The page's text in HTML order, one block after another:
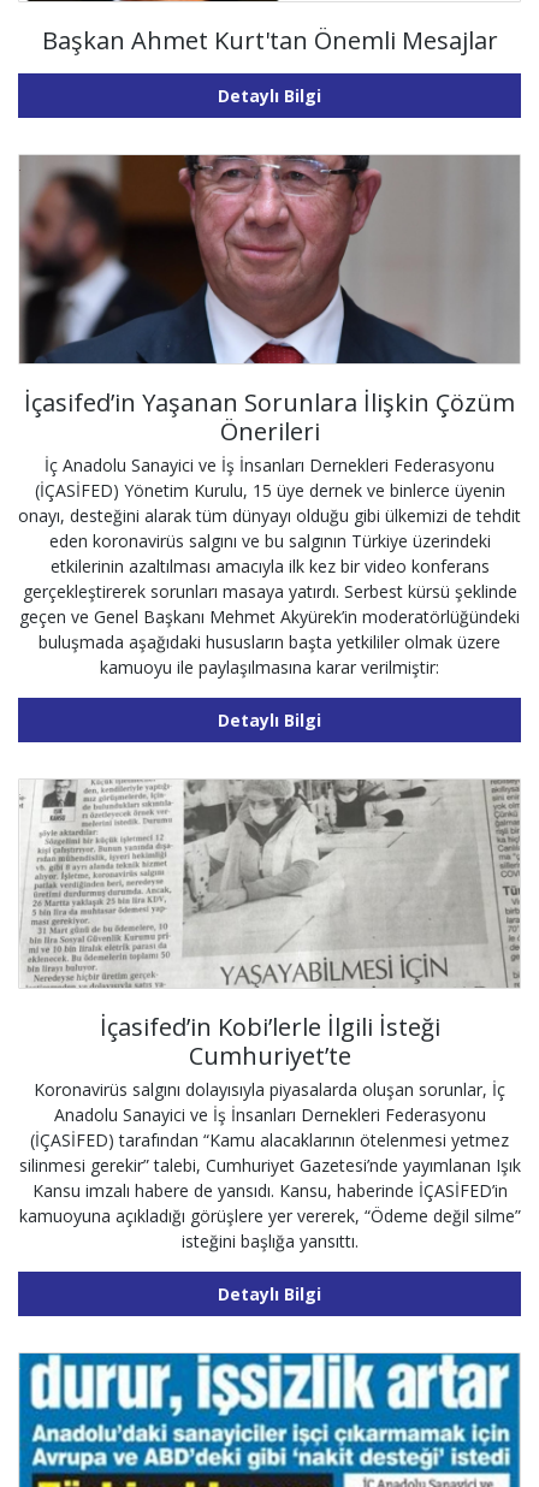
Başkan Ahmet Kurt'tan Önemli Mesajlar
Detaylı Bilgi
İçasifed’in Yaşanan Sorunlara İlişkin Çözüm
Önerileri
İç Anadolu Sanayici ve İş İnsanları Dernekleri Federasyonu
(İÇASİFED) Yönetim Kurulu, 15 üye dernek ve binlerce üyenin
onayı, desteğini alarak tüm dünyayı olduğu gibi ülkemizi de tehdit
eden koronavirüs salgını ve bu salgının Türkiye üzerindeki
etkilerinin azaltılması amacıyla ilk kez bir video konferans
gerçekleştirerek sorunları masaya yatırdı. Serbest kürsü şeklinde
geçen ve Genel Başkanı Mehmet Akyürek’in moderatörlüğündeki
buluşmada aşağıdaki hususların başta yetkililer olmak üzere
kamuoyu ile paylaşılmasına karar verilmiştir:
Detaylı Bilgi
İçasifed’in Kobi’lerle İlgili İsteği
Cumhuriyet’te
Koronavirüs salgını dolayısıyla piyasalarda oluşan sorunlar, İç
Anadolu Sanayici ve İş İnsanları Dernekleri Federasyonu
(İÇASİFED) tarafından “Kamu alacaklarının ötelenmesi yetmez
silinmesi gerekir” talebi, Cumhuriyet Gazetesi’nde yayımlanan Işık
Kansu imzalı habere de yansıdı. Kansu, haberinde İÇASİFED’in
kamuoyuna açıkladığı görüşlere yer vererek, “Ödeme değil silme”
isteğini başlığa yansıttı.
Detaylı Bilgi